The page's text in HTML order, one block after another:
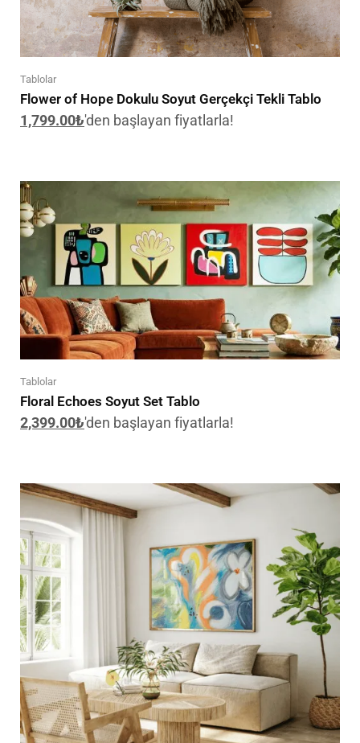
Tablolar
Flower of Hope Dokulu Soyut Gerçekçi Tekli Tablo
1,799.00₺'den başlayan fiyatlarla!
Tablolar
Floral Echoes Soyut Set Tablo
2,399.00₺'den başlayan fiyatlarla!